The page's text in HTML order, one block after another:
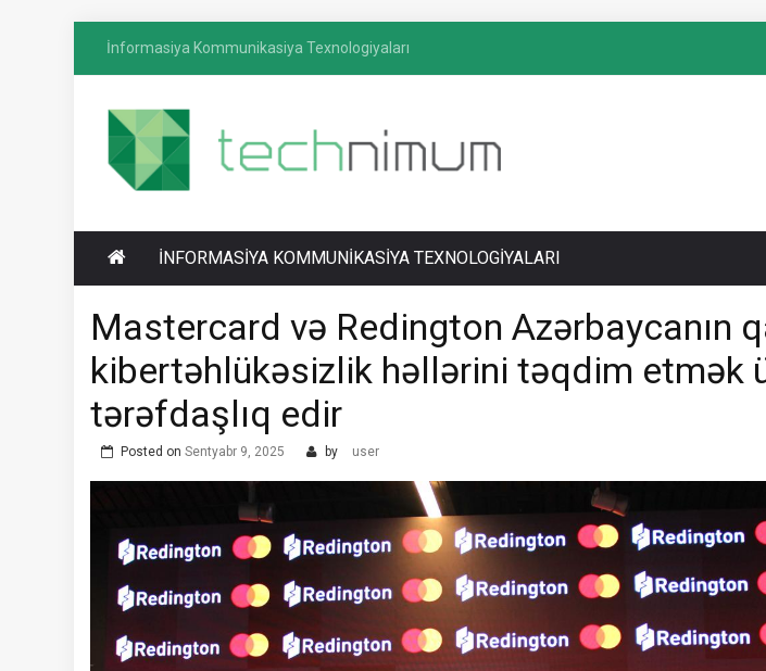
İnformasiya Kommunikasiya Texnologiyaları
TECHNIMUM
İnformasiya-kommunikasiya texnologiyaları
üzrə media platforması
İNFORMASIYA KOMMUNIKASIYA TEXNOLOGIYALARI
Mastercard və Redington Azərbaycanın
kibertəhlükəsizlik həllərini təqdim etmək
tərəfdaşlıq edir
Posted on Sentyabr 9, 2025 by user